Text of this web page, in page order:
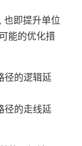
, 也即提升单位
能的优化措
径的逻辑延
径的走线延